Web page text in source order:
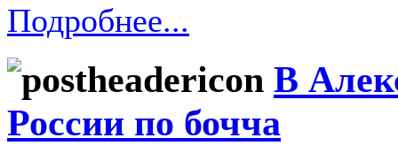
Подробнее...
В
России по бочча